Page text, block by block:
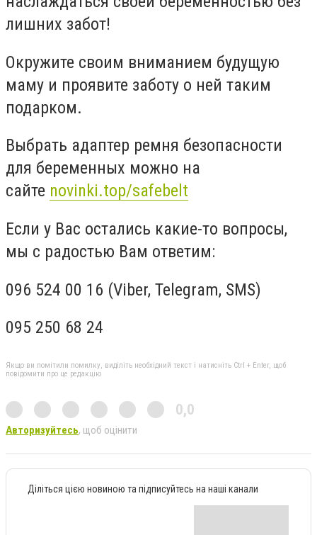
лишних забот!
Окружите своим вниманием будущую
маму и проявите заботу о ней таким
подарком.
Выбрать адаптер ремня безопасности
для беременных можно на
сайте novinki.top/safebelt
Если у Вас остались какие-то вопросы,
мы с радостью Вам ответим:
096 524 00 16 (Viber, Telegram, SMS)
095 250 68 24
Якщо ви помітили помилку, виділіть необхідний текст і натисніть Ctrl + Enter, щоб
повідомити про це редакцію
0,0
Авторизуйтесь, щоб оцінити
Діліться цією новиною та підписуйтесь на наші канали